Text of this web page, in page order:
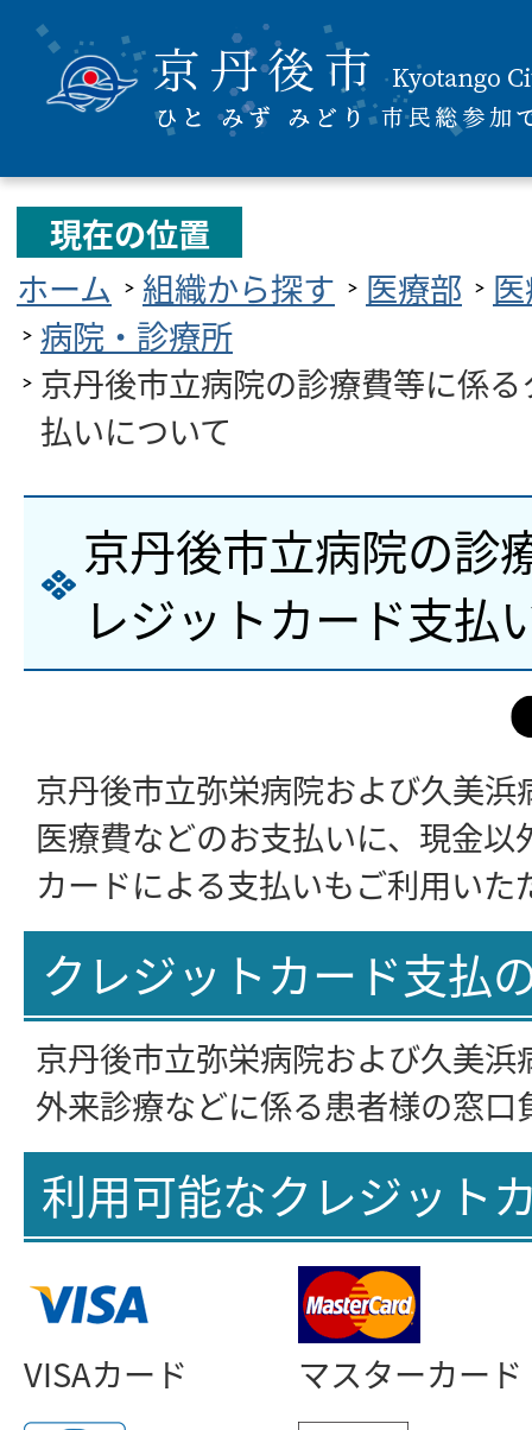
現在の位置
ホーム
組織から探す 医療部
病院・診療所
京丹後市立病院の診療費等に係
払いについて
京丹後市立病院の診
レジットカード支払
京丹後市立弥栄病院および久美
医療費などのお支払いに、現金以
カードによる支払いもご利用いた
クレジットカード支払
京丹後市立弥栄病院および久美
外来診療などに係る患者様の窓口
利用可能なクレジット
VISAカード マスターカード